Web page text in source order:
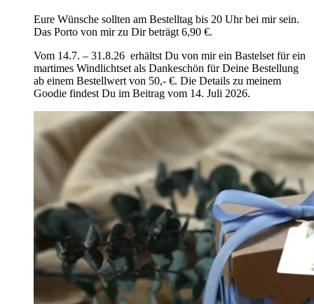
Eure Wünsche sollten am Bestelltag bis 20 Uhr bei mir sein.
Das Porto von mir zu Dir beträgt 6,90 €.
Vom 14.7. – 31.8.26 erhältst Du von mir ein Bastelset für ein
martimes Windlichtset als Dankeschön für Deine Bestellung
ab einem Bestellwert von 50,- €. Die Details zu meinem
Goodie findest Du im Beitrag vom 14. Juli 2026.